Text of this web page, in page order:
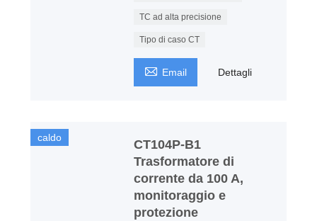
TC ad alta precisione
Tipo di caso CT
 Email Dettagli
caldo
CT104P-B1
Trasformatore di
corrente da 100 A,
monitoraggio e
protezione